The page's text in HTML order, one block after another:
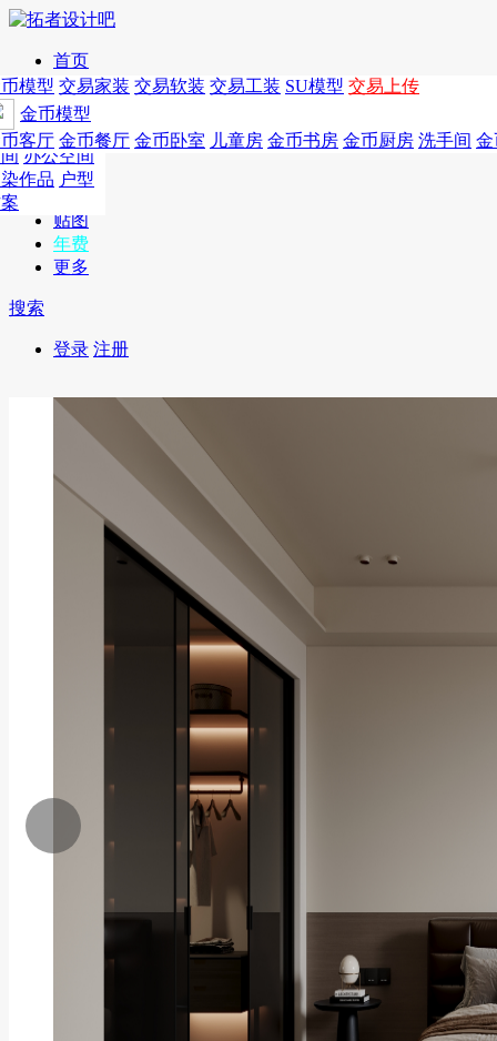
首页
发现
年费 作品 图纸 交易 软装 工装 SU模 金币
年费版块
费图纸 年费户型 年费高清 年费视频 年费模型 年费精选
作品
别墅 国外
酒店设计
设计 商业
办公空间
作品 户型
模型
模型 交易家装 交易软装 交易工装 SU模型 交易上传
金币模型
客厅 金币餐厅 金币卧室 儿童房 金币书房 金币厨房 洗手间 金
CAD
概念
贴图
年费
更多
搜索
登录 注册